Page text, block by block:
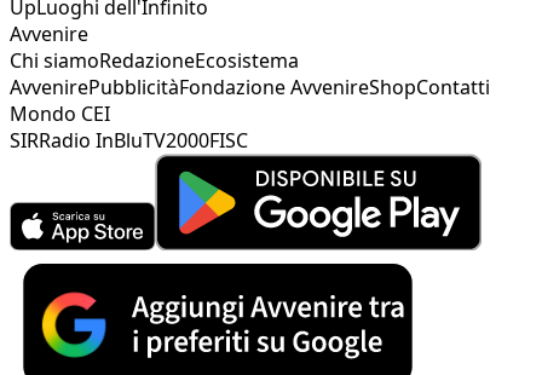
UpLuoghi dell'Infinito
Avvenire
Chi siamoRedazioneEcosistema
AvvenirePubblicitàFondazione AvvenireShopContatti
Mondo CEI
SIRRadio InBluTV2000FISC